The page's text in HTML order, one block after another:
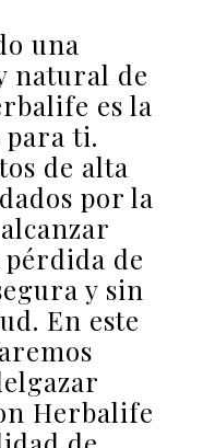
una
natural de
es la
ti.
de alta
por la
de
y sin
En este
Herbalife